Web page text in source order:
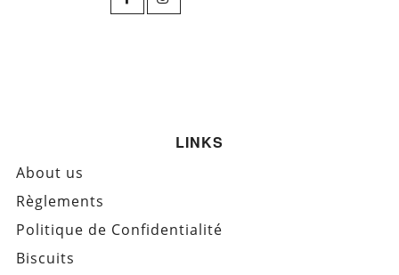
LINKS
About us
Règlements
Politique de Confidentialité
Biscuits